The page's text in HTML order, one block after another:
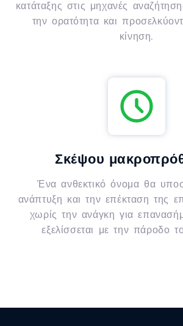
κατάταξης στις μηχανές
την ορατότητα και
κίνηση.
Σκέψου
Ένα ανθεκτικό όνομα θα
ανάπτυξη και την επέκταση της
χωρίς την ανάγκη για
εξελίσσεται με την πάροδο